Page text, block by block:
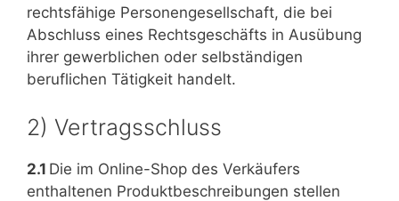
rechtsfähige Personengesellschaft, die bei
Abschluss eines Rechtsgeschäfts in Ausübung
ihrer gewerblichen oder selbständigen
beruflichen Tätigkeit handelt.
2) Vertragsschluss
2.1 Die im Online-Shop des Verkäufers
enthaltenen Produktbeschreibungen stellen